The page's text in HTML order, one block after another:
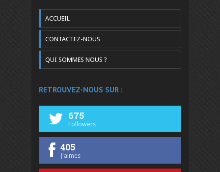
ACCUEIL
CONTACTEZ-NOUS
QUI SOMMES NOUS ?
RETROUVEZ-NOUS SUR :
675
Followers
405
J'aimes